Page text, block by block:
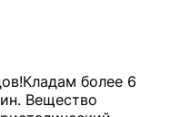
более 6
Вещество